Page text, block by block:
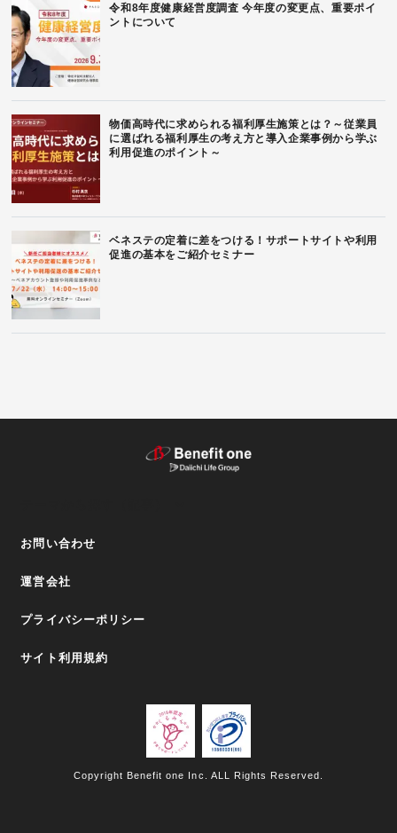
令和8年度健康経営度調査 今年度の変更点、重要ポイ
ントについて
物価高時代に求められる福利厚生施策とは？～従業員
に選ばれる福利厚生の考え方と導入企業事例から学ぶ
利用促進のポイント～
ベネステの定着に差をつける！サポートサイトや利用
促進の基本をご紹介セミナー
お問い合わせ
運営会社
プライバシーポリシー
サイト利用規約
Copyright Benefit one Inc. ALL Rights Reserved.